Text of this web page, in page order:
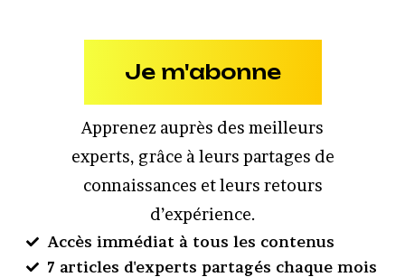
Je m'abonne
Apprenez auprès des meilleurs
experts, grâce à leurs partages de
connaissances et leurs retours
d’expérience.
Accès immédiat à tous les contenus
7 articles d'experts partagés chaque mois